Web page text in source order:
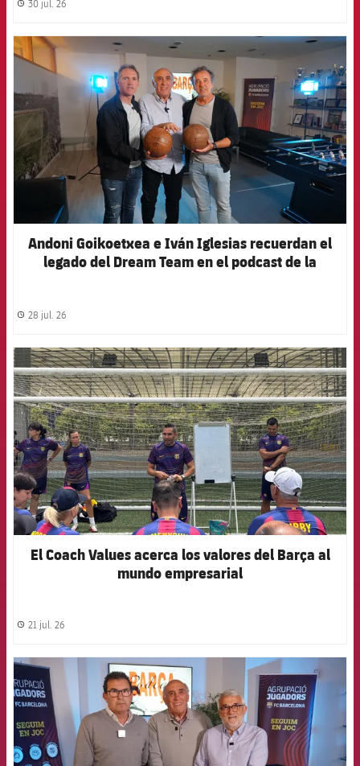
label.share.clock
30 jul. 26
FCB Barcelona badge
Andoni Goikoetxea e Iván Iglesias recuerdan el
legado del Dream Team en el podcast de la
label.share.clock
28 jul. 26
FCB Barcelona badge
El Coach Values acerca los valores del Barça al
mundo empresarial
label.share.clock
21 jul. 26
FCB Barcelona badge